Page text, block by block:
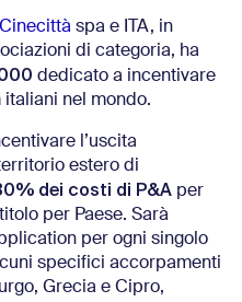
Cinecittà spa e ITA, in
di categoria, ha
dedicato a incentivare
nel mondo.
l’uscita
estero di
dei costi di P&A per
per Paese. Sarà
per ogni singolo
specifici accorpamenti
Grecia e Cipro,